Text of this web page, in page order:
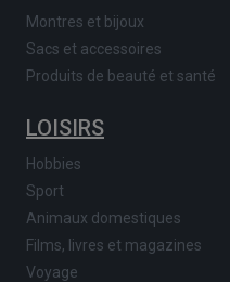
Montres et bijoux
Sacs et accessoires
Produits de beauté et santé
LOISIRS
Hobbies
Sport
Animaux domestiques
Films, livres et magazines
Voyage